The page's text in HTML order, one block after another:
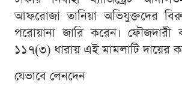
আফরোজা তানিয়া অভিযুক্তদের
পরোয়ানা জারি করেন। ফৌজদারী
১১৭(৩) ধারায় এই মামলাটি দায়ের
যেভাবে লেনদেন